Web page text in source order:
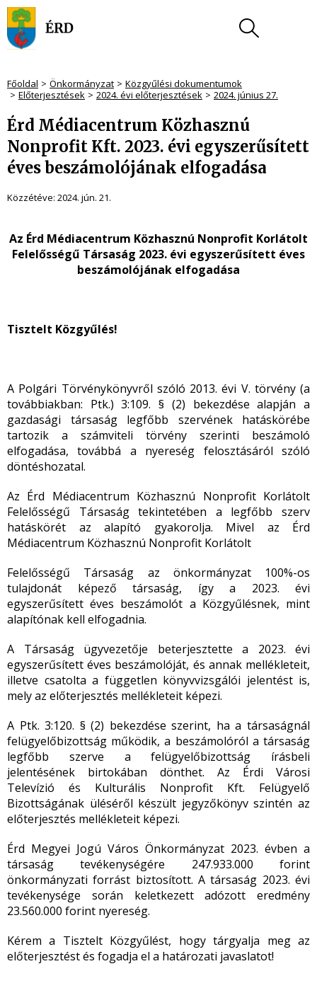
Főoldal Önkormányzat
Közgyűlési dokumentumok
Előterjesztések
2024. évi előterjesztések 2024. június 27.
Érd Médiacentrum Közhasznú
Nonprofit Kft. 2023. évi egyszerűsített
éves beszámolójának elfogadása
Közzétéve: 2024. jún. 21.
Az Érd Médiacentrum Közhasznú Nonprofit Korlátolt
Felelősségű Társaság 2023. évi egyszerűsített éves
beszámolójának elfogadása
Tisztelt Közgyűlés!
A Polgári Törvénykönyvről szóló 2013. évi V. törvény (a
továbbiakban: Ptk.) 3:109. § (2) bekezdése alapján a
gazdasági társaság legfőbb szervének hatáskörébe
tartozik a számviteli törvény szerinti beszámoló
elfogadása, továbbá a nyereség felosztásáról szóló
döntéshozatal.
Az Érd Médiacentrum Közhasznú Nonprofit Korlátolt
Felelősségű Társaság tekintetében a legfőbb szerv
hatáskörét az alapító gyakorolja. Mivel az Érd
Médiacentrum Közhasznú Nonprofit Korlátolt
Felelősségű Társaság az önkormányzat 100%-os
tulajdonát képező társaság, így a 2023. évi
egyszerűsített éves beszámolót a Közgyűlésnek, mint
alapítónak kell elfogadnia.
A Társaság ügyvezetője beterjesztette a 2023. évi
egyszerűsített éves beszámolóját, és annak mellékleteit,
illetve csatolta a független könyvvizsgálói jelentést is,
mely az előterjesztés mellékleteit képezi.
A Ptk. 3:120. § (2) bekezdése szerint, ha a társaságnál
felügyelőbizottság működik, a beszámolóról a társaság
legfőbb szerve a felügyelőbizottság írásbeli
jelentésének birtokában dönthet. Az Érdi Városi
Televízió és Kulturális Nonprofit Kft. Felügyelő
Bizottságának üléséről készült jegyzőkönyv szintén az
előterjesztés mellékleteit képezi.
Érd Megyei Jogú Város Önkormányzat 2023. évben a
társaság tevékenységére 247.933.000 forint
önkormányzati forrást biztosított. A társaság 2023. évi
tevékenysége során keletkezett adózott eredmény
23.560.000 forint nyereség.
Kérem a Tisztelt Közgyűlést, hogy tárgyalja meg az
előterjesztést és fogadja el a határozati javaslatot!